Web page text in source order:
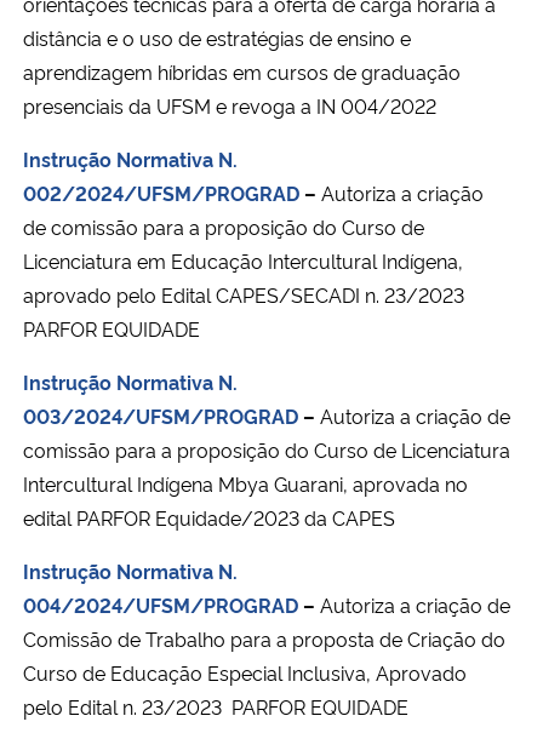
distância e o uso de estratégias de ensino e
aprendizagem híbridas em cursos de graduação
presenciais da UFSM e revoga a IN 004/2022
Instrução Normativa N.
002/2024/UFSM/PROGRAD – Autoriza a criação
de comissão para a proposição do Curso de
Licenciatura em Educação Intercultural Indígena,
aprovado pelo Edital CAPES/SECADI n. 23/2023 
PARFOR EQUIDADE
Instrução Normativa N.
003/2024/UFSM/PROGRAD – Autoriza a criação de
comissão para a proposição do Curso de Licenciatura
Intercultural Indígena Mbya Guarani, aprovada no
edital PARFOR Equidade/2023 da CAPES
Instrução Normativa N.
004/2024/UFSM/PROGRAD – Autoriza a criação de
Comissão de Trabalho para a proposta de Criação do
Curso de Educação Especial Inclusiva, Aprovado
pelo Edital n. 23/2023  PARFOR EQUIDADE